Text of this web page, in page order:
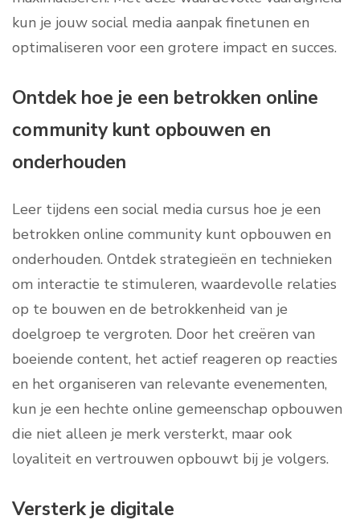
kun je jouw social media aanpak finetunen en
optimaliseren voor een grotere impact en succes.
Ontdek hoe je een betrokken online
community kunt opbouwen en
onderhouden
Leer tijdens een social media cursus hoe je een
betrokken online community kunt opbouwen en
onderhouden. Ontdek strategieën en technieken
om interactie te stimuleren, waardevolle relaties
op te bouwen en de betrokkenheid van je
doelgroep te vergroten. Door het creëren van
boeiende content, het actief reageren op reacties
en het organiseren van relevante evenementen,
kun je een hechte online gemeenschap opbouwen
die niet alleen je merk versterkt, maar ook
loyaliteit en vertrouwen opbouwt bij je volgers.
Versterk je digitale